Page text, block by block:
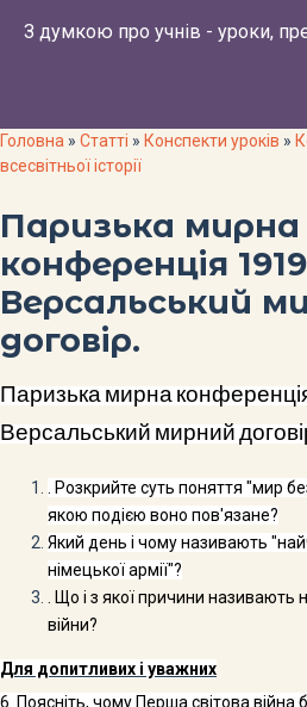
З думкою про учнів - уроки,
Головна » Статті » Конспекти уроків »
всесвітньої історії
Паризька мирна
конференція
Версальський
договір.
Паризька мирна
Версальський мирний
. Розкрийте суть поняття "мир
якою подією воно пов'язане?
Який день і чому називають
німецької армії"?
. Що і з якої причини
війни?
Для допитливих і уважних
6. Поясніть, чому Перша світова війна